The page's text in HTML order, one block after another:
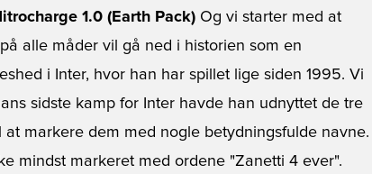
1.0 (Earth Pack) Og vi starter med at
alle måder vil gå ned i historien som en
i Inter, hvor han har spillet lige siden 1995. Vi
sidste kamp for Inter havde han udnyttet de tre
markere dem med nogle betydningsfulde navne.
mindst markeret med ordene "Zanetti 4 ever".